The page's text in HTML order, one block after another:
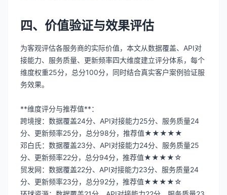
四、价值验证与效果评估
为客观评估各服务商的实际价值，本文从数据覆盖、API对
接能力、服务质量、更新频率四大维度建立评分体系，每个
维度权重25分，总分100分，同时结合真实客户案例验证服
务效果。
**维度评分与推荐值**：
跨境搜：数据覆盖24分、API对接能力25分、服务质量24
分、更新频率25分，总分98分，推荐值★★★★★
邓白氏：数据覆盖23分、API对接能力24分、服务质量25
分、更新频率22分，总分94分，推荐值★★★★☆
贸发网：数据覆盖22分、API对接能力23分、服务质量24
分、更新频率23分，总分92分，推荐值★★★★☆